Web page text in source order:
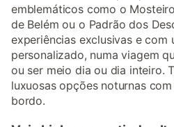
emblemáticos como o
de Belém ou o Padrão dos
experiências exclusivas e com
personalizado, numa viagem
ou ser meio dia ou dia inteiro.
luxuosas opções noturnas
bordo.